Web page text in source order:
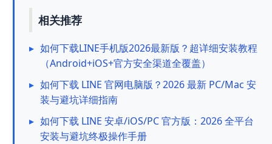
相关推荐
▸ 如何下载LINE手机版2026最新版？超详细安装教程
（Android+iOS+官方安全渠道全覆盖）
▸ 如何下载 LINE 官网电脑版？2026 最新 PC/Mac 安
装与避坑详细指南
▸ 如何下载 LINE 安卓/iOS/PC 官方版：2026 全平台
安装与避坑终极操作手册